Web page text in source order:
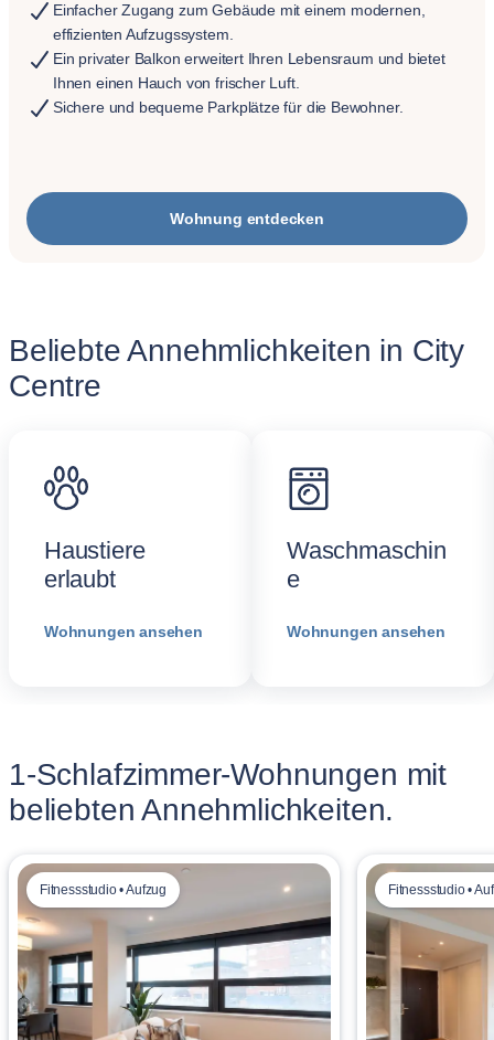
Einfacher Zugang zum Gebäude mit einem modernen,
effizienten Aufzugssystem.
Ein privater Balkon erweitert Ihren Lebensraum und bietet
Ihnen einen Hauch von frischer Luft.
Sichere und bequeme Parkplätze für die Bewohner.
Wohnung entdecken
Beliebte Annehmlichkeiten in City
Centre
Haustiere
erlaubt
Wohnungen ansehen
Waschmaschin
e
Wohnungen ansehen
1-Schlafzimmer-Wohnungen mit
beliebten Annehmlichkeiten.
Fitnessstudio • Aufzug Fitnessstudio •